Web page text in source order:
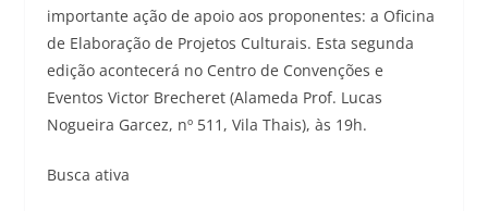
importante ação de apoio aos proponentes: a Oficina
de Elaboração de Projetos Culturais. Esta segunda
edição acontecerá no Centro de Convenções e
Eventos Victor Brecheret (Alameda Prof. Lucas
Nogueira Garcez, nº 511, Vila Thais), às 19h.
Busca ativa